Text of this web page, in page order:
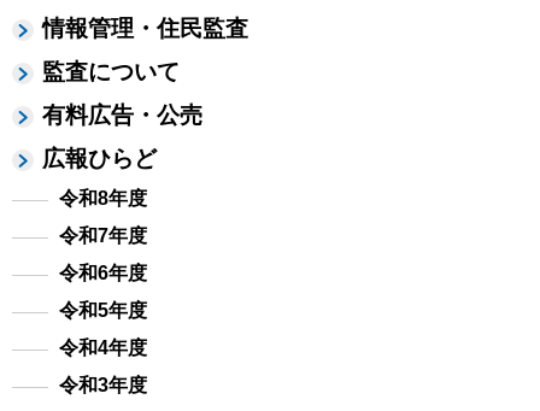
情報管理・住民監査
監査について
有料広告・公売
広報ひらど
令和8年度
令和7年度
令和6年度
令和5年度
令和4年度
令和3年度